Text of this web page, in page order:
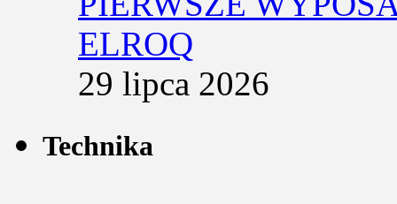
ELROQ
29 lipca 2026
Technika